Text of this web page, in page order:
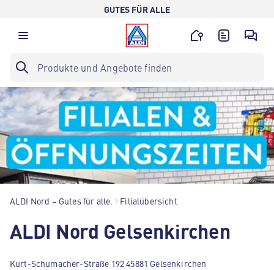
GUTES FÜR ALLE
ALDI Nord – Gutes für alle. Filialübersicht
ALDI Nord Gelsenkirchen
Kurt-Schumacher-Straße 192 45881 Gelsenkirchen